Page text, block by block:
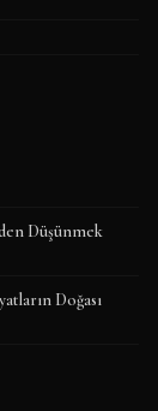
Düşünmek
Doğası